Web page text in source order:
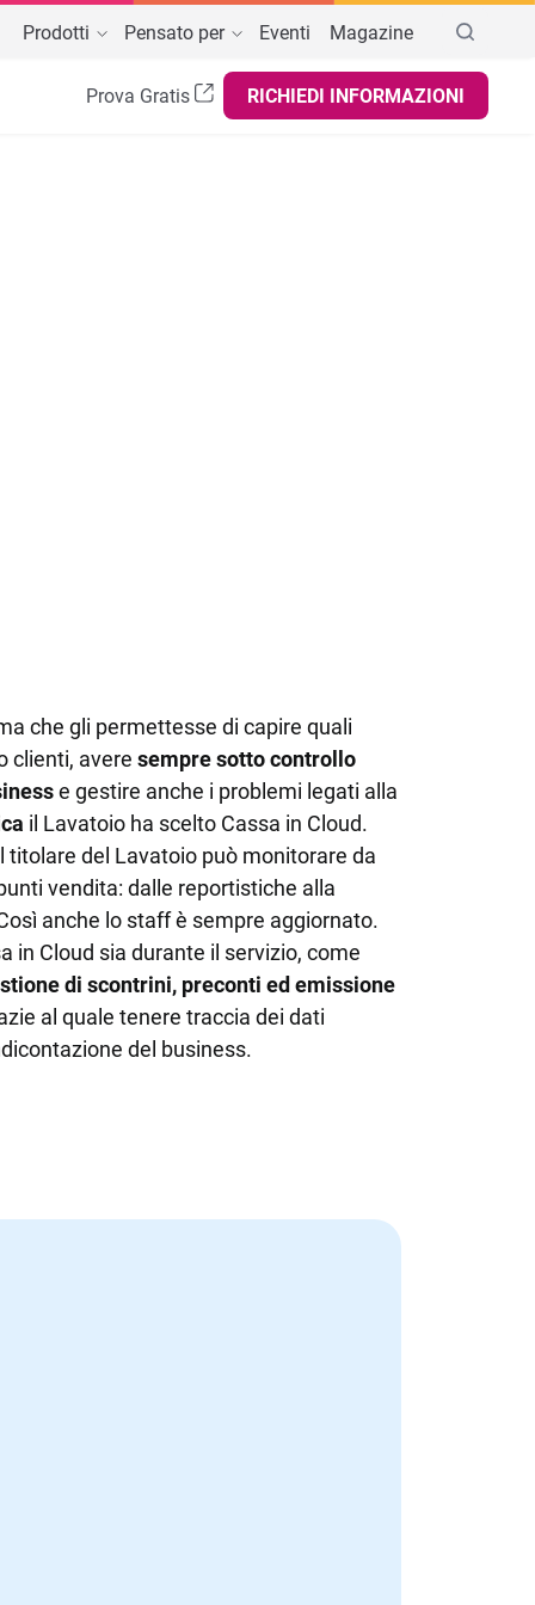
Prodotti Pensato per
BAR, ASPORTO, ATTIVITÀ AMBULANTI
Eventi Magazine
Prova Gratis RICHIEDI INFORMAZIONI
che gli permettesse di capire quali
clienti, avere sempre sotto controllo
e gestire anche i problemi legati alla
il Lavatoio ha scelto Cassa in Cloud.
titolare del Lavatoio può monitorare da
vendita: dalle reportistiche alla
anche lo staff è sempre aggiornato.
in Cloud sia durante il servizio, come
di scontrini, preconti ed emissione
al quale tenere traccia dei dati
del business.